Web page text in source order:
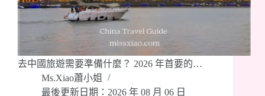
去中國旅遊需要準備什麼？ 2026 年首要的…
Ms.Xiao蕭小姐
最後更新日期：2026 年 08 月 06 日